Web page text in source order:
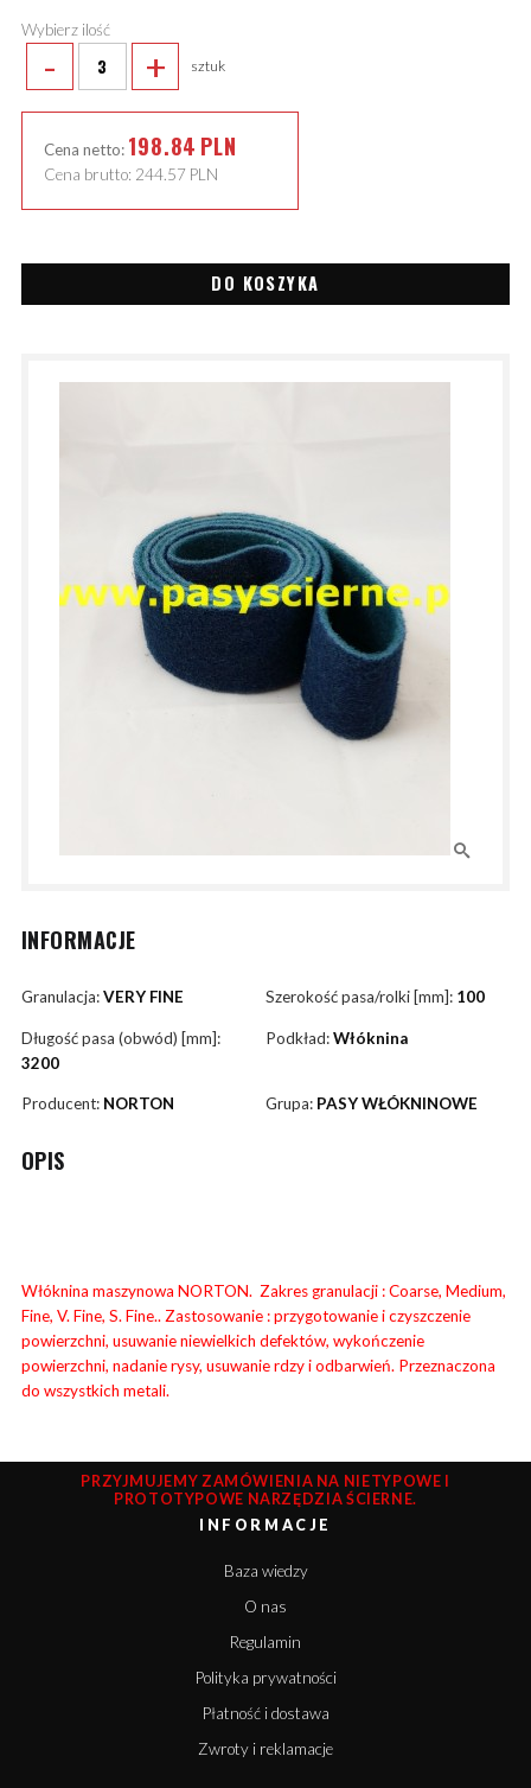
Wybierz ilość
- + sztuk
Cena netto: 198.84 PLN
Cena brutto: 244.57 PLN
DO KOSZYKA
INFORMACJE
Granulacja:VERY FINE Szerokość pasa/rolki [mm]: 100
Długość pasa (obwód) [mm]:
3200
Podkład:Włóknina
Producent: NORTON Grupa: PASY WŁÓKNINOWE
OPIS
Włóknina maszynowa NORTON. Zakres granulacji : Coarse, Medium,
Fine, V. Fine, S. Fine.. Zastosowanie : przygotowanie i czyszczenie
powierzchni, usuwanie niewielkich defektów, wykończenie
powierzchni, nadanie rysy, usuwanie rdzy i odbarwień. Przeznaczona
do wszystkich metali.
PRZYJMUJEMY ZAMÓWIENIA NA NIETYPOWE I
PROTOTYPOWE NARZĘDZIA ŚCIERNE.
INFORMACJE
Baza wiedzy
O nas
Regulamin
Polityka prywatności
Płatność i dostawa
Zwroty i reklamacje